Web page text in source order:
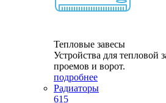
Тепловые завесы
Устройства для тепловой
проемов и ворот.
подробнее
Радиаторы
615